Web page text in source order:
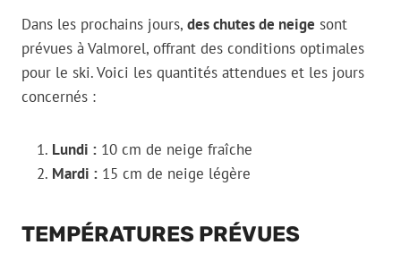
Dans les prochains jours, des chutes de neige sont
prévues à Valmorel, offrant des conditions optimales
pour le ski. Voici les quantités attendues et les jours
concernés :
Lundi : 10 cm de neige fraîche
Mardi : 15 cm de neige légère
TEMPÉRATURES PRÉVUES